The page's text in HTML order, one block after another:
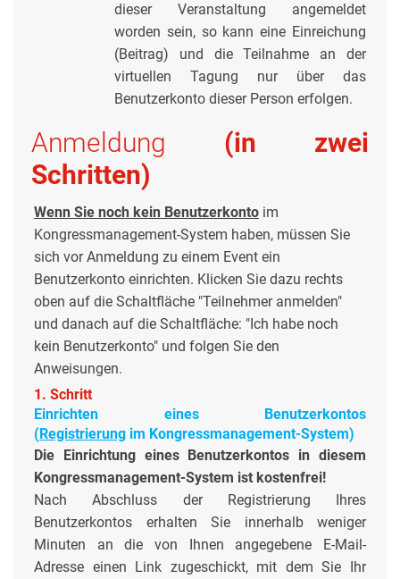
dieser Veranstaltung angemeldet
worden sein, so kann eine Einreichung
(Beitrag) und die Teilnahme an der
virtuellen Tagung nur über das
Benutzerkonto dieser Person erfolgen.
Anmeldung (in zwei
Schritten)
Wenn Sie noch kein Benutzerkonto im
Kongressmanagement-System haben, müssen Sie
sich vor Anmeldung zu einem Event ein
Benutzerkonto einrichten. Klicken Sie dazu rechts
oben auf die Schaltfläche "Teilnehmer anmelden"
und danach auf die Schaltfläche: "Ich habe noch
kein Benutzerkonto" und folgen Sie den
Anweisungen.
1. Schritt
Einrichten eines Benutzerkontos
(Registrierung im Kongressmanagement-System)
Die Einrichtung eines Benutzerkontos in diesem
Kongressmanagement-System ist kostenfrei!
Nach Abschluss der Registrierung Ihres
Benutzerkontos erhalten Sie innerhalb weniger
Minuten an die von Ihnen angegebene E-Mail-
Adresse einen Link zugeschickt, mit dem Sie Ihr